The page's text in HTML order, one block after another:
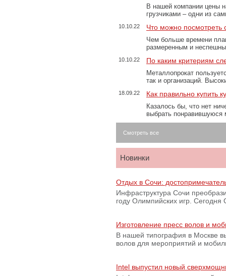
В нашей компании цены
грузчиками – одни из
10.10.22 Что можно посмотреть
Чем больше времени
размеренным и
10.10.22 По каким критериям
Металлопрокат
так и организаций.
18.09.22 Как правильно купить
Казалось бы, что нет
выбрать
Смотреть все
Новинки
Отдых в Сочи:
Инфраструктура Сочи
году Олимпийских игр.
Изготовление пресс волов и
В нашей типография в Москве
волов для мероприятий и
Intel выпустил новый